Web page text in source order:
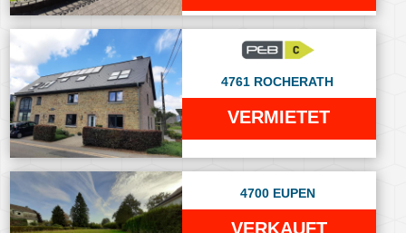
4761 ROCHERATH
VERMIETET
4700 EUPEN
VERKAUFT